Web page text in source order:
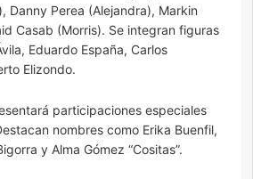
Danny Perea (Alejandra), Markin
Casab (Morris). Se integran figuras
Eduardo España, Carlos
Elizondo.
participaciones especiales
nombres como Erika Buenfil,
y Alma Gómez “Cositas”.